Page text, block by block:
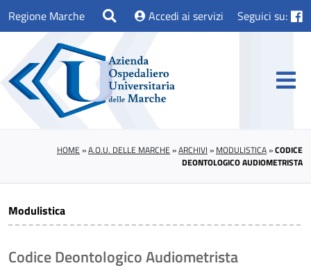
Regione Marche Accedi ai servizi Seguici su:
HOME »A.O.U. DELLE MARCHE »ARCHIVI » MODULISTICA»CODICE
DEONTOLOGICO AUDIOMETRISTA
Modulistica
Codice Deontologico Audiometrista